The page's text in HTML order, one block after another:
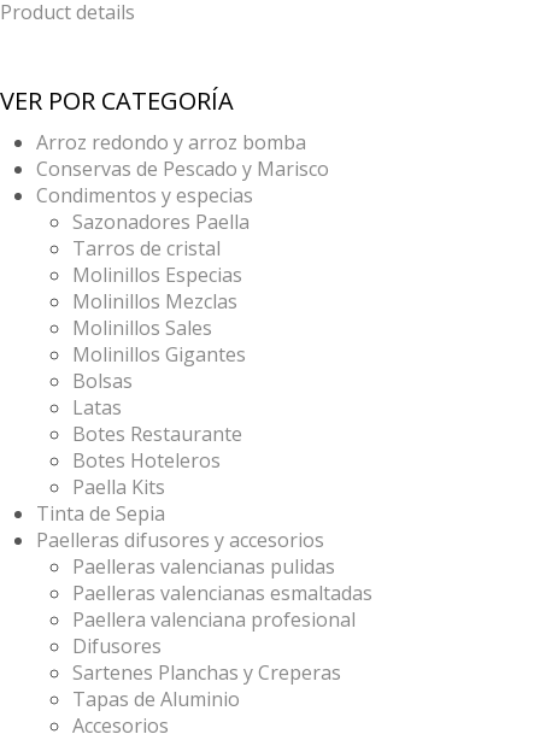
Product details
VER POR CATEGORÍA
Arroz redondo y arroz bomba
Conservas de Pescado y Marisco
Condimentos y especias
Sazonadores Paella
Tarros de cristal
Molinillos Especias
Molinillos Mezclas
Molinillos Sales
Molinillos Gigantes
Bolsas
Latas
Botes Restaurante
Botes Hoteleros
Paella Kits
Tinta de Sepia
Paelleras difusores y accesorios
Paelleras valencianas pulidas
Paelleras valencianas esmaltadas
Paellera valenciana profesional
Difusores
Sartenes Planchas y Creperas
Tapas de Aluminio
Accesorios